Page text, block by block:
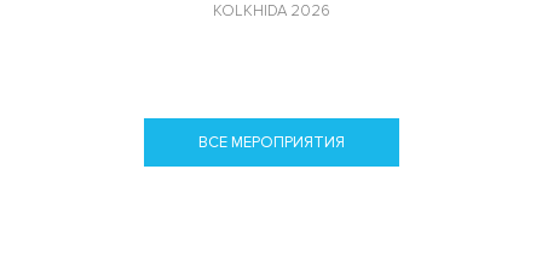
KOLKHIDA 2026
ВСЕ МЕРОПРИЯТИЯ